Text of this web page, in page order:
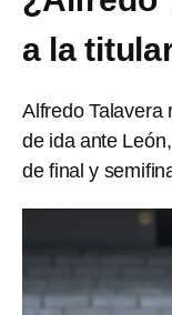
a la
Alfredo Talavera
de ida ante
de final y